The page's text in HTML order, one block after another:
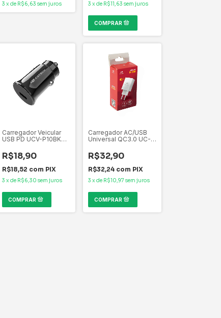
3 x de R$6,63 sem juros 3 x de R$11,63 sem juros
Carregador Veicular
USB PD UCV-P10BK
C(PD3.0) : 5V/3A,
9V/2.22A C3Tech
R$18,90
R$18,52 com PIX
3 x de R$6,30 sem juros
Carregador AC/USB
Universal QC3.0 UC-
5V/3A, 9V/2A e 12V/1.5A
R$32,90
R$32,24 com PIX
3 x de R$10,97 sem juros